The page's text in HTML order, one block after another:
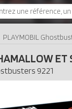
PLAYMOBIL
ET
9221